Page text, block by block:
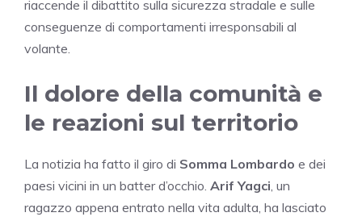
riaccende il dibattito sulla sicurezza stradale e sulle
conseguenze di comportamenti irresponsabili al
volante.
Il dolore della comunità e
le reazioni sul territorio
La notizia ha fatto il giro di Somma Lombardo e dei
paesi vicini in un batter d’occhio. Arif Yagci , un
ragazzo appena entrato nella vita adulta, ha lasciato